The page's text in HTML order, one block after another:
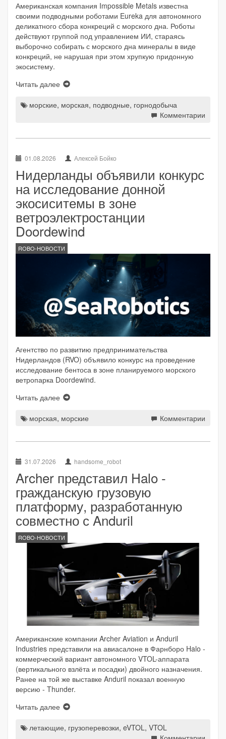
Американская компания Impossible Metals известна
своими подводными роботами Eureka для автономного
деликатного сбора конкреций с морского дна. Роботы
действуют группой под управлением ИИ, стараясь
выборочно собирать с морского дна минералы в виде
конкреций, не нарушая при этом хрупкую придонную
экосистему.
Читать далее
морские, морская, подводные, горнодобыча
Комментарии
01.08.2026 Алексей Бойко
Нидерланды объявили конкурс
на исследование донной
экосиситемы в зоне
ветроэлектростанции
Doordewind
ROBO-НОВОСТИ
Агентство по развитию предпринимательства
Нидерландов (RVO) объявило конкурс на проведение
исследование бентоса в зоне планируемого морского
ветропарка Doordewind.
Читать далее
морская, морские Комментарии
31.07.2026 handsome_robot
Archer представил Halo -
гражданскую грузовую
платформу, разработанную
совместно с Anduril
ROBO-НОВОСТИ
Американские компании Archer Aviation и Anduril
Industries представили на авиасалоне в Фарнборо Halo -
коммерческий вариант автономного VTOL-аппарата
(вертикального взлёта и посадки) двойного назначения.
Ранее на той же выставке Anduril показал военную
версию - Thunder.
Читать далее
летающие, грузоперевозки, eVTOL, VTOL